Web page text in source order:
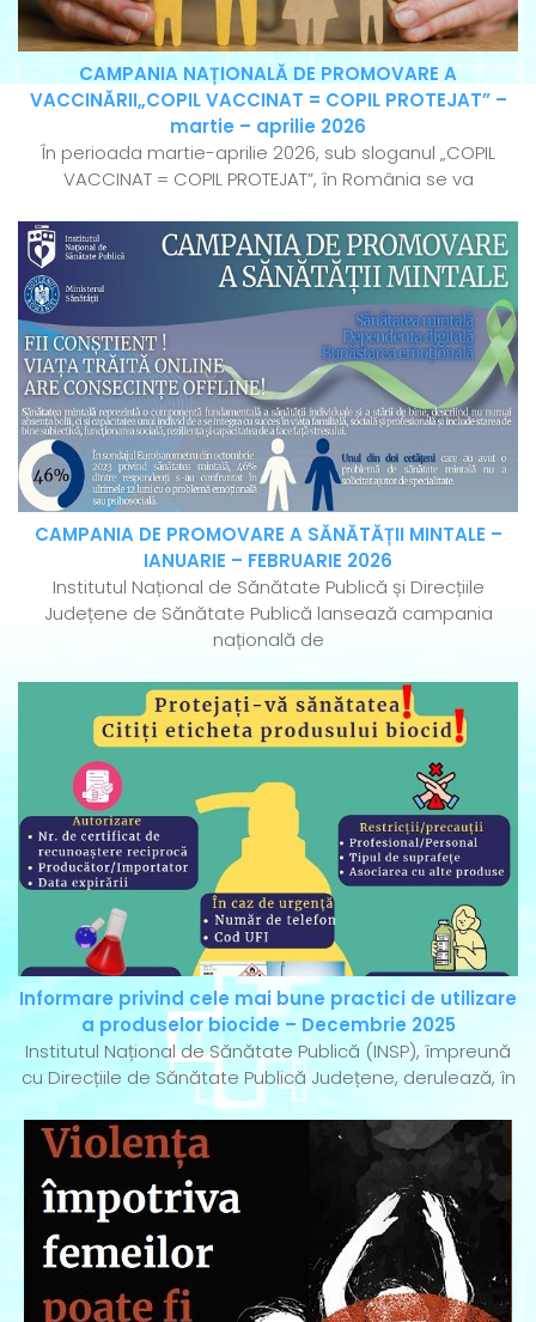
CAMPANIA NAȚIONALĂ DE PROMOVARE A
VACCINĂRII„COPIL VACCINAT = COPIL PROTEJAT” –
martie – aprilie 2026
În perioada martie-aprilie 2026, sub sloganul „COPIL
VACCINAT = COPIL PROTEJAT”, în România se va
CAMPANIA DE PROMOVARE A SĂNĂTĂȚII MINTALE –
IANUARIE – FEBRUARIE 2026
Institutul Național de Sănătate Publică și Direcțiile
Județene de Sănătate Publică lansează campania
națională de
Informare privind cele mai bune practici de utilizare
a produselor biocide – Decembrie 2025
Institutul Național de Sănătate Publică (INSP), împreună
cu Direcțiile de Sănătate Publică Județene, derulează, în